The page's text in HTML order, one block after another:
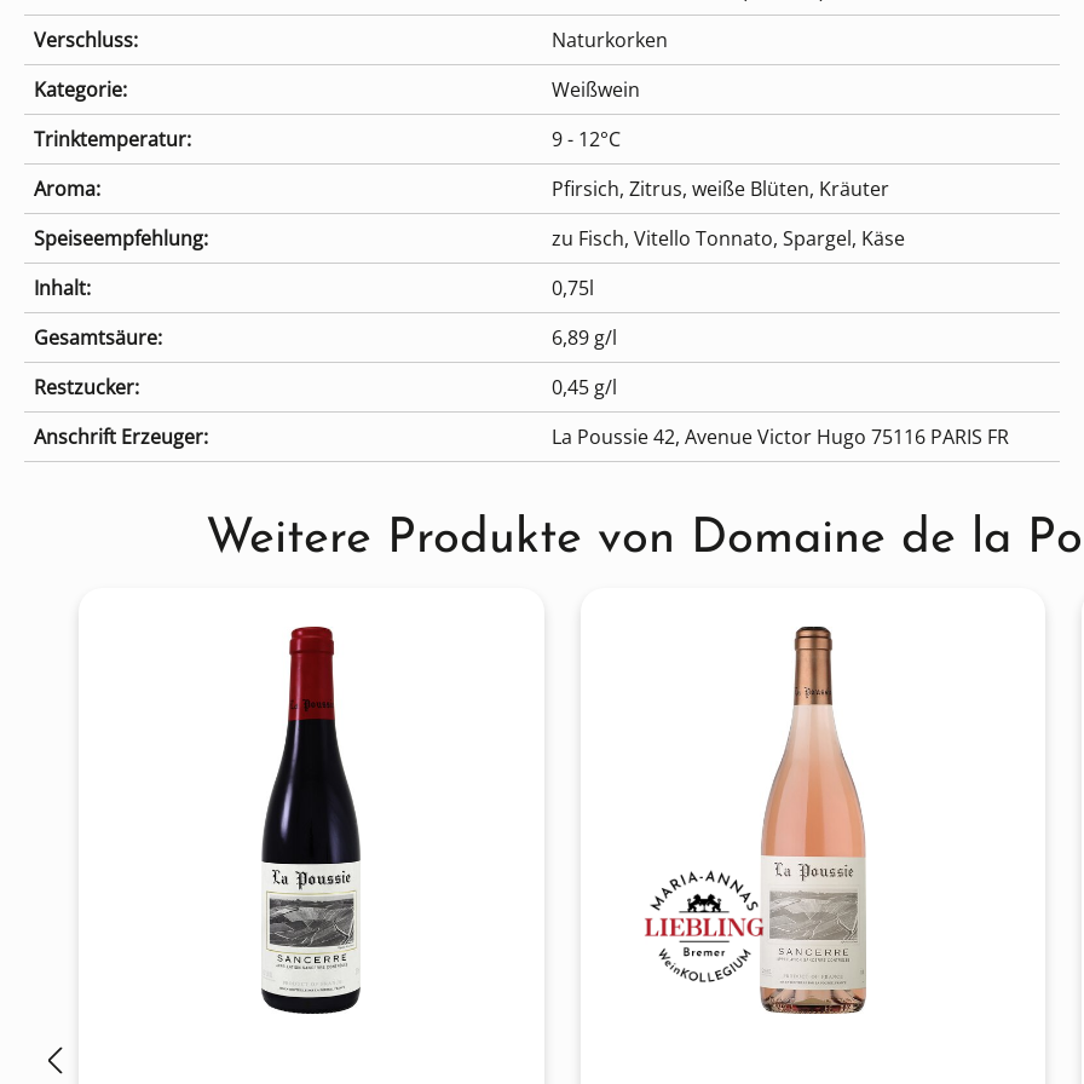
Kategorie: Weißwein
Trinktemperatur: 9 - 12°C
Aroma: Pfirsich, Zitrus, weiße Blüten, Kräuter
Verschluss: Naturkorken
Speiseempfehlung:
zu Fisch, Vitello Tonnato, Spargel, Käse
Inhalt:
0,75l
Gesamtsäure:
6,89 g/l
Restzucker:
0,45 g/l
Anschrift Erzeuger: La Poussie 42, Avenue Victor Hugo 75116 PARIS FR
Produktgalerie überspringenWeitere Produkte von Domaine de la